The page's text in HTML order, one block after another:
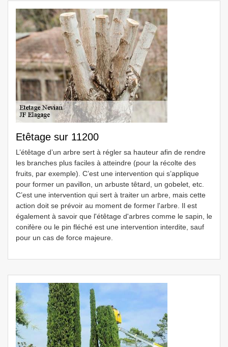
Etêtage sur 11200
L’étêtage d’un arbre sert à régler sa hauteur afin de rendre
les branches plus faciles à atteindre (pour la récolte des
fruits, par exemple). C’est une intervention qui s’applique
pour former un pavillon, un arbuste têtard, un gobelet, etc.
C’est une intervention qui sert à traiter un arbre, mais cette
action doit se prévoir au moment de former l'arbre. Il est
également à savoir que l'étêtage d'arbres comme le sapin, le
conifère ou le pin fléché est une intervention interdite, sauf
pour un cas de force majeure.